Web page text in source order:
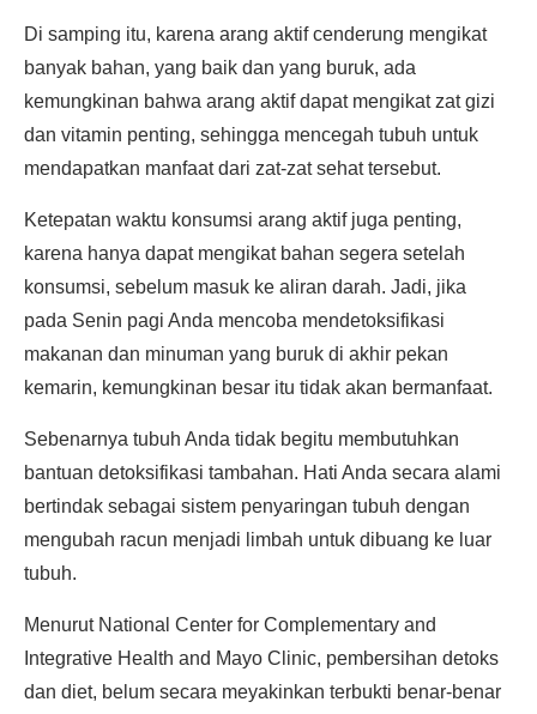
Di samping itu, karena arang aktif cenderung mengikat
banyak bahan, yang baik dan yang buruk, ada
kemungkinan bahwa arang aktif dapat mengikat zat gizi
dan vitamin penting, sehingga mencegah tubuh untuk
mendapatkan manfaat dari zat-zat sehat tersebut.
Ketepatan waktu konsumsi arang aktif juga penting,
karena hanya dapat mengikat bahan segera setelah
konsumsi, sebelum masuk ke aliran darah. Jadi, jika
pada Senin pagi Anda mencoba mendetoksifikasi
makanan dan minuman yang buruk di akhir pekan
kemarin, kemungkinan besar itu tidak akan bermanfaat.
Sebenarnya tubuh Anda tidak begitu membutuhkan
bantuan detoksifikasi tambahan. Hati Anda secara alami
bertindak sebagai sistem penyaringan tubuh dengan
mengubah racun menjadi limbah untuk dibuang ke luar
tubuh.
Menurut National Center for Complementary and
Integrative Health and Mayo Clinic, pembersihan detoks
dan diet, belum secara meyakinkan terbukti benar-benar